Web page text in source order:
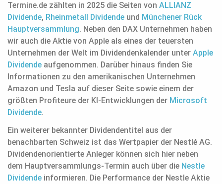
Termine.de zählten in 2025 die Seiten von ALLIANZ
Dividende, Rheinmetall Dividende und Münchener Rück
Hauptversammlung. Neben den DAX Unternehmen haben
wir auch die Aktie von Apple als eines der teuersten
Unternehmen der Welt im Dividendenkalender unter Apple
Dividende aufgenommen. Darüber hinaus finden Sie
Informationen zu den amerikanischen Unternehmen
Amazon und Tesla auf dieser Seite sowie einem der
größten Profiteure der KI-Entwicklungen der Microsoft
Dividende.
Ein weiterer bekannter Dividendentitel aus der
benachbarten Schweiz ist das Wertpapier der Nestlé AG.
Dividendenorientierte Anleger können sich hier neben
dem Hauptversammlungs-Termin auch über die Nestle
Dividende informieren. Die Performance der Nestle Aktie